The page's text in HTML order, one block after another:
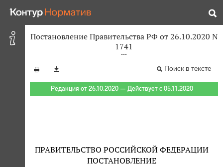
Постановление Правительства РФ от 26.10.2020 N
1741
Поиск в тексте
Редакция от 26.10.2020 — Действует с 05.11.2020
ПРАВИТЕЛЬСТВО РОССИЙСКОЙ ФЕДЕРАЦИИ
ПОСТАНОВЛЕНИЕ